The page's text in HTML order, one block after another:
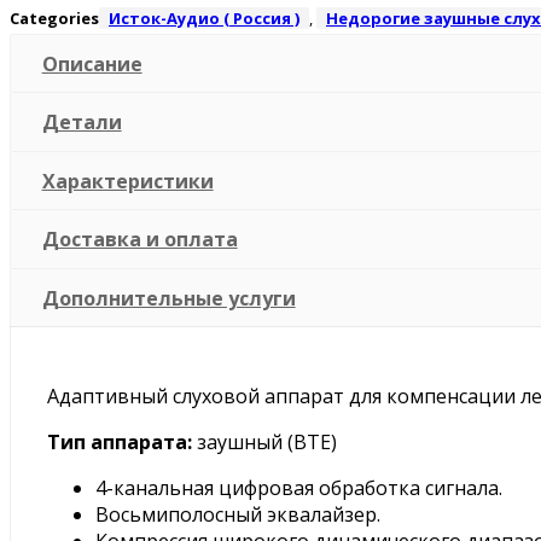
Categories Исток-Аудио ( Россия ) , Недорогие заушные
Описание
Детали
Характеристики
Доставка и оплата
Дополнительные услуги
Адаптивный слуховой аппарат для компенсации
Тип аппарата:заушный (BTE)
4-канальная цифровая обработка сигнала.
Восьмиполосный эквалайзер.